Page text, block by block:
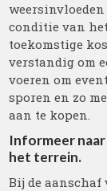
conditie van
toekomstige
verstandig om
voeren om
sporen en zo
aan te kopen.
Informeer
het terrein.
Bij de